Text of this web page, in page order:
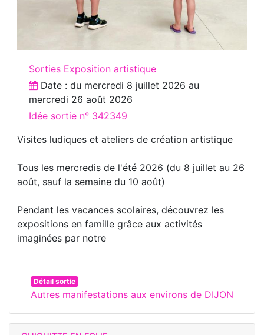
Sorties Exposition artistique
Date : du mercredi 8 juillet 2026 au
mercredi 26 août 2026
Idée sortie n° 342349
Visites ludiques et ateliers de création artistique
Tous les mercredis de l'été 2026 (du 8 juillet au 26
août, sauf la semaine du 10 août)
Pendant les vacances scolaires, découvrez les
expositions en famille grâce aux activités
imaginées par notre
Détail sortie
Autres manifestations aux environs de DIJON